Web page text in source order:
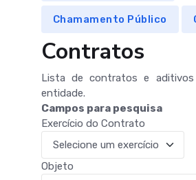
Chamamento Público
Contratos
Lista de contratos e aditivos
entidade.
Campos para pesquisa
Exercício do Contrato
Objeto